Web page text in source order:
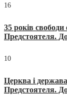
16
35 років свободи
Предстоятеля.
10
Церква і
Предстоятеля.